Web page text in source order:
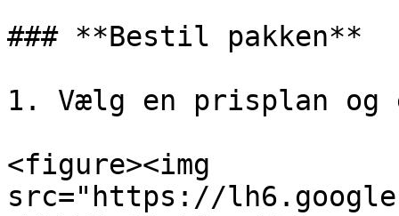
### **Bestil pakken**
1. Vælg en prisplan og
<figure><img
src="https://